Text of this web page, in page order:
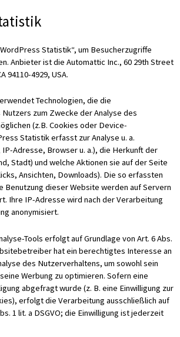
Statistik“, um Besucherzugriffe
Anbieter ist die Automattic Inc., 60 29th Street
94110-4929, USA.
Technologien, die die
zum Zwecke der Analyse des
(z.B. Cookies oder Device-
Statistik erfasst zur Analyse u. a.
Adresse, Browser u. a.), die Herkunft der
Stadt) und welche Aktionen sie auf der Seite
Ansichten, Downloads). Die so erfassten
Benutzung dieser Website werden auf Servern
Ihre IP-Adresse wird nach der Verarbeitung
anonymisiert.
Tools erfolgt auf Grundlage von Art. 6 Abs.
hat ein berechtigtes Interesse an
des Nutzerverhaltens, um sowohl sein
Werbung zu optimieren. Sofern eine
abgefragt wurde (z. B. eine Einwilligung zur
erfolgt die Verarbeitung ausschließlich auf
1 lit. a DSGVO; die Einwilligung ist jederzeit